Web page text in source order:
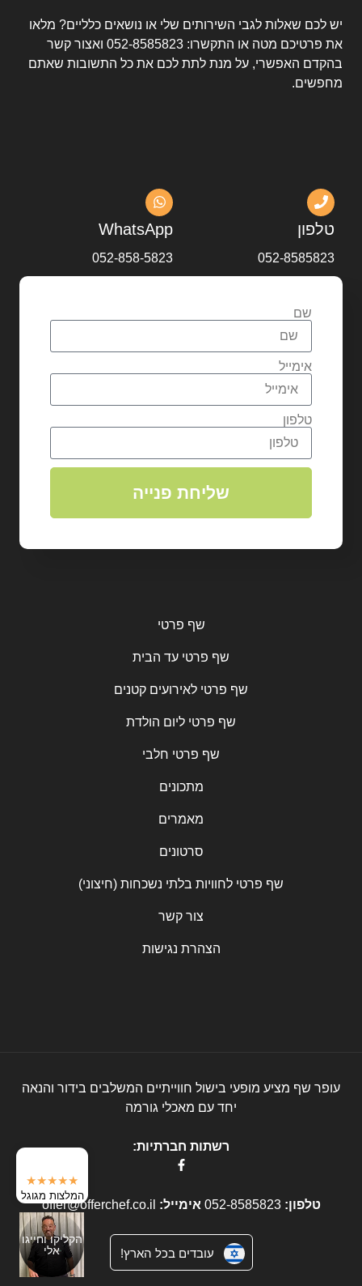
יש לכם שאלות לגבי השירותים שלי או נושאים כלליים? מלאו
את פרטיכם מטה או התקשרו: 052-8585823 ואצור קשר
בהקדם האפשרי, על מנת לתת לכם את כל התשובות שאתם
מחפשים.
טלפון
052-8585823
WhatsApp
052-858-5823
שם
אימייל
טלפון
שליחת פנייה
שף פרטי
שף פרטי עד הבית
שף פרטי לאירועים קטנים
שף פרטי ליום הולדת
שף פרטי חלבי
מתכונים
מאמרים
סרטונים
שף פרטי לחוויות בלתי נשכחות (חיצוני)
צור קשר
הצהרת נגישות
עובדים בכל הארץ!
טלפון:052-8585823 אימייל: offer@offerchef.co.il
רשתות חברתיות:
עופר שף מציע מופעי בישול חווייתיים המשלבים בידור והנאה
יחד עם מאכלי גורמה
★★★★★
המלצות מגוגל
הקליקו וחייגו
אלי